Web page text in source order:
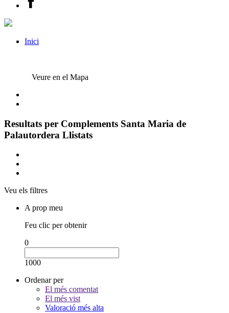
Inici
Veure en el Mapa
Resultats per Complements Santa Maria de
Palautordera Llistats
Veu els filtres
A prop meu
Feu clic per obtenir
0
1000
Ordenar per
El més comentat
El més vist
Valoració més alta